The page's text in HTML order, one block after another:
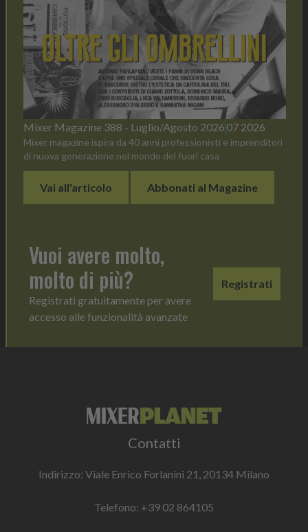
Mixer Magazine 388 - Luglio/Agosto 2026 07 2026
Mixer magazine ispira da 40 anni professionisti e imprenditori
di nuova generazione nel mondo del fuori casa
Vai all'articolo Abbonati al Magazine
Vuoi avere molto,
molto di più?
Registrati gratuitamente per avere
accesso alle funzionalità avanzate
Registrati
Contatti
Indirizzo: Viale Enrico Forlanini 21, 20134 Milano
Telefono: +39 02 864105